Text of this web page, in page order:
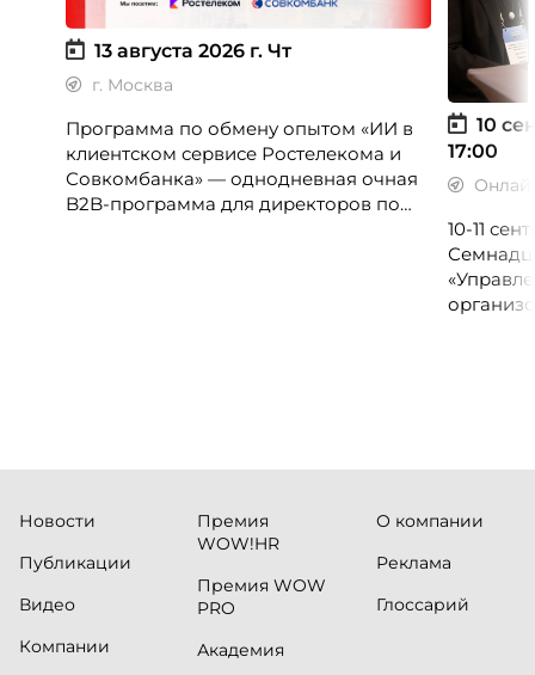
13 августа 2026 г. Чт
г. Москва
Программа по обмену опытом «ИИ в
клиентском сервисе Ростелекома и
Совкомбанка» — однодневная очная
B2B-программа для директоров по
10
17:00
10-11
Новости
Публикации
Видео
Компании
Премия
WOW!HR
Премия WOW
PRO
Академия
О компании
Реклама
Глоссарий